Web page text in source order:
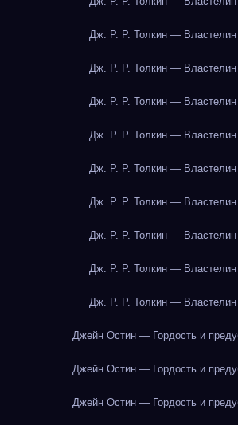
Дж. Р. Р. Толкин — Властелин
Дж. Р. Р. Толкин — Властелин
Дж. Р. Р. Толкин — Властелин
Дж. Р. Р. Толкин — Властелин
Дж. Р. Р. Толкин — Властелин
Дж. Р. Р. Толкин — Властелин
Дж. Р. Р. Толкин — Властелин
Дж. Р. Р. Толкин — Властелин
Дж. Р. Р. Толкин — Властелин
Джейн Остин — Гордость и
Джейн Остин — Гордость и
Джейн Остин — Гордость и